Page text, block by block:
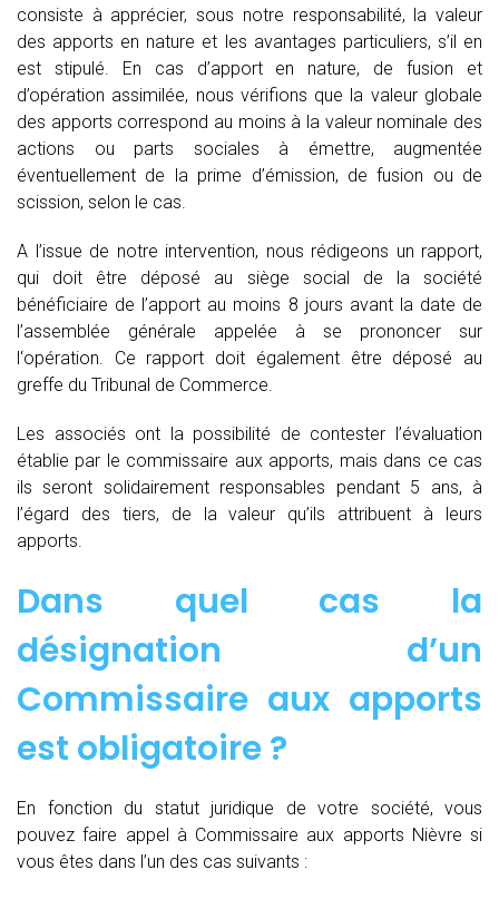
consiste à apprécier, sous notre responsabilité, la valeur
des apports en nature et les avantages particuliers, s’il en
est stipulé. En cas d’apport en nature, de fusion et
d’opération assimilée, nous vérifions que la valeur globale
des apports correspond au moins à la valeur nominale des
actions ou parts sociales à émettre, augmentée
éventuellement de la prime d’émission, de fusion ou de
scission, selon le cas.
A l’issue de notre intervention, nous rédigeons un rapport,
qui doit être déposé au siège social de la société
bénéficiaire de l’apport au moins 8 jours avant la date de
l’assemblée générale appelée à se prononcer sur
l‘opération. Ce rapport doit également être déposé au
greffe du Tribunal de Commerce.
Les associés ont la possibilité de contester l’évaluation
établie par le commissaire aux apports, mais dans ce cas
ils seront solidairement responsables pendant 5 ans, à
l’égard des tiers, de la valeur qu’ils attribuent à leurs
apports.
Dans quel cas la
désignation d’un
Commissaire aux apports
est obligatoire ?
En fonction du statut juridique de votre société, vous
pouvez faire appel à Commissaire aux apports Nièvre si
vous êtes dans l’un des cas suivants :